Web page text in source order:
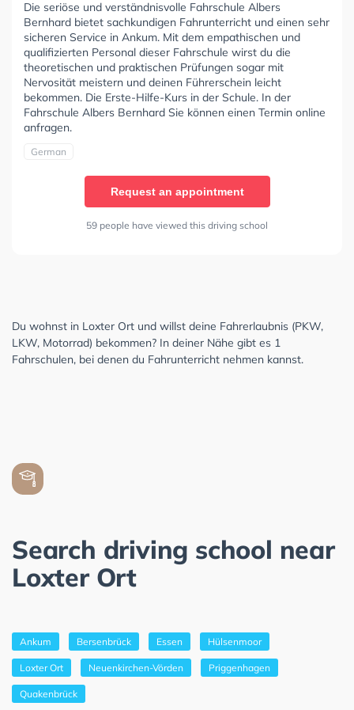
Die seriöse und verständnisvolle Fahrschule Albers
Bernhard bietet sachkundigen Fahrunterricht und einen sehr
sicheren Service in Ankum. Mit dem empathischen und
qualifizierten Personal dieser Fahrschule wirst du die
theoretischen und praktischen Prüfungen sogar mit
Nervosität meistern und deinen Führerschein leicht
bekommen. Die Erste-Hilfe-Kurs in der Schule. In der
Fahrschule Albers Bernhard Sie können einen Termin online
anfragen.
German
Request an appointment
59 people have viewed this driving school
Du wohnst in Loxter Ort und willst deine Fahrerlaubnis (PKW,
LKW, Motorrad) bekommen? In deiner Nähe gibt es 1
Fahrschulen, bei denen du Fahrunterricht nehmen kannst.
Search driving school near
Loxter Ort
Ankum Bersenbrück Essen Hülsenmoor
Loxter Ort Neuenkirchen-Vörden Priggenhagen
Quakenbrück